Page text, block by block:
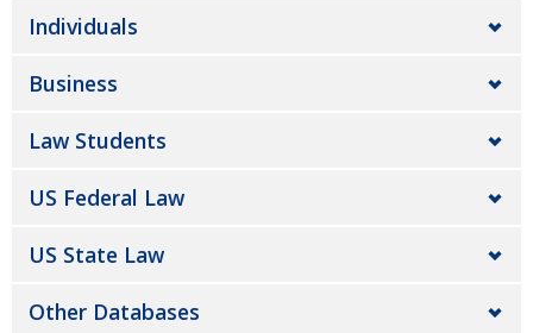
Individuals
Business
Law Students
US Federal Law
US State Law
Other Databases